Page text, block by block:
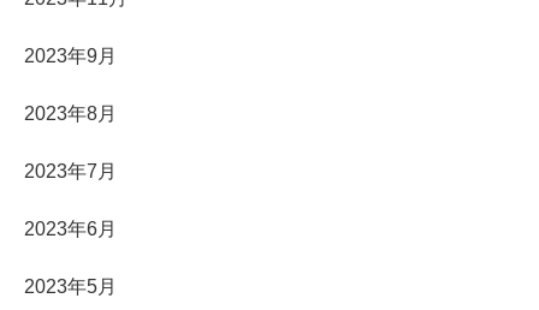
2023年9月
2023年8月
2023年7月
2023年6月
2023年5月